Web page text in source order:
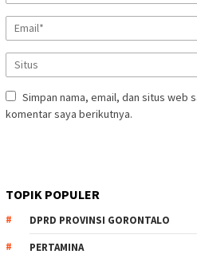
Simpan nama, email, dan situs web
komentar saya berikutnya.
TOPIK POPULER
DPRD PROVINSI GORONTALO
PERTAMINA